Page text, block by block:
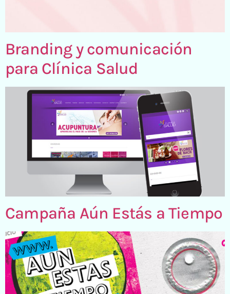
Branding y comunicación
para Clínica Salud
Campaña Aún Estás a Tiempo